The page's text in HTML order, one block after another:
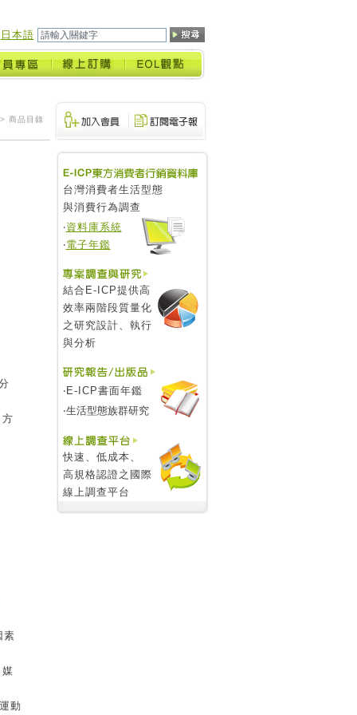
日本語
> 商品目錄
素
動
台灣消費者生活型態
與消費行為調查
‧資料庫系統
‧電子年鑑
結合E-ICP提供高
效率兩階段質量化
之研究設計、執行
與分析
‧E-ICP書面年鑑
‧生活型態族群研究
快速、低成本、
高規格認證之國際
線上調查平台